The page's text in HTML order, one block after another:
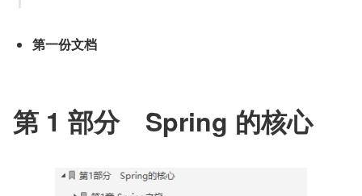
第一份文档
第 1 部分　Spring 的核心